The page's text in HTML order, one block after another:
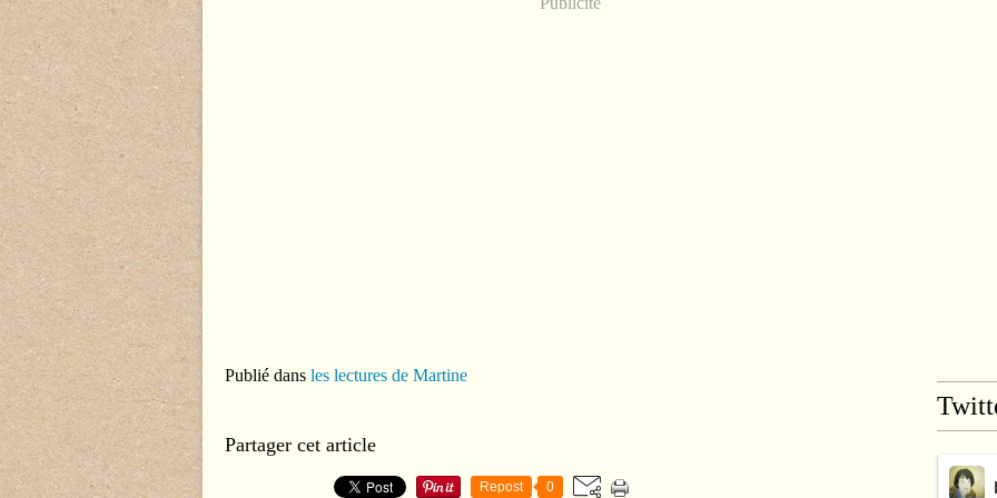
Publié dans les lectures de Martine
Partager cet article
Repost 0